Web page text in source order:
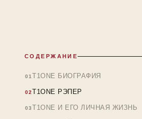
СОДЕРЖАНИЕ
T1ONE БИОГРАФИЯ
T1ONE РЭПЕР
T1ONE И ЕГО ЛИЧНАЯ ЖИЗНЬ